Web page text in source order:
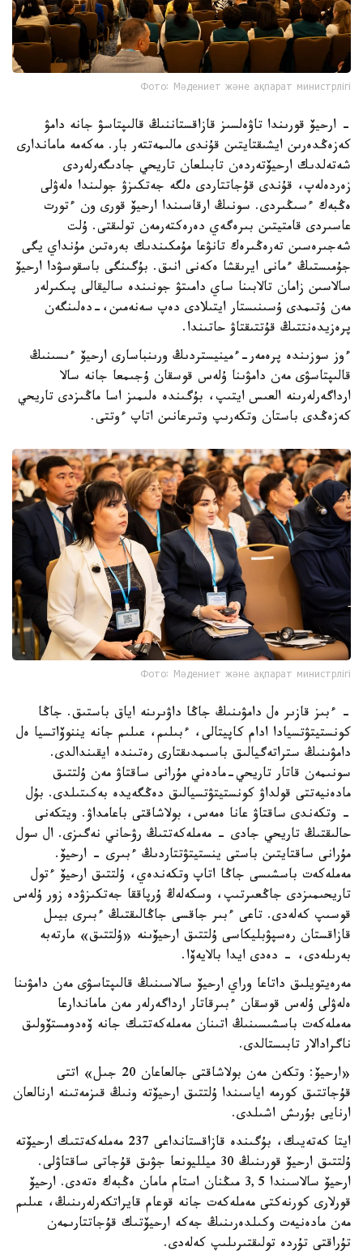
Фото: Мәдениет және ақпарат министрлігі
- ارحيۆ قورىندا تاۋەلسىز قازاقستاننىڭ قالىپتاسۋ جانە دامۋ
كەزەڭدەرىن ايشىقتايتىن قۇندى مالىمەتتەر بار. مەكەمە ماماندارى
شەتەلدىك ارحيۆتەردەن تابىلعان تاريحي جادىگەرلەردى
زەردەلەپ، قۇندى قۇجاتتاردى ەلگە جەتكىزۋ جولىندا ەلەۋلى
ەڭبەك ءسىڭىردى. سونىڭ ارقاسىندا ارحيۆ قورى ون ءتورت
عاسىردى قامتيتىن بىرەگەي دەرەكتەرمەن تولىقتى. ۇلت
شەجىرەسىن تەرەڭىرەك تانۋعا مۇمكىندىك بەرەتىن مۇنداي يگى
جۇمىستىڭ ءمانى ايرىقشا ەكەنى انىق. بۇگىنگى باسقوسۋدا ارحيۆ
سالاسىن زامان تالابىنا ساي دامىتۋ جونىندە ساليقالى پىكىرلەر
مەن ۇتىمدى ۇسىنىستار ايتىلادى دەپ سەنەمىن،-دەلىنگەن
پرەزيدەنتتىڭ قۇتتىقتاۋ حاتىندا.
ءوز سوزىندە پرەمەر-ءمينيستردىڭ ورىنباسارى ارحيۆ ءىسىنىڭ
قالىپتاسۋى مەن دامۋىنا ۇلەس قوسقان ۇجىمعا جانە سالا
ارداگەرلەرىنە العىس ايتىپ، بۇگىندە ەلىمىز اسا ماڭىزدى تاريحي
كەزەڭدى باستان وتكەرىپ وتىرعانىن اتاپ ءوتتى.
Фото: Мәдениет және ақпарат министрлігі
- ءبىز قازىر ەل دامۋىنىڭ جاڭا داۋىرىنە اياق باستىق. جاڭا
كونستيتۋتسيادا ادام كاپيتالى، ءبىلىم، عىلىم جانە يننوۆاتسيا ەل
دامۋىنىڭ ستراتەگيالىق باسىمدىقتارى رەتىندە ايقىندالدى.
سونىمەن قاتار تاريحي-مادەني مۇرانى ساقتاۋ مەن ۇلتتىق
مادەنيەتتى قولداۋ كونستيتۋتسيالىق دەڭگەيدە بەكىتىلدى. بۇل
- وتكەندى ساقتاۋ عانا ەمەس، بولاشاقتى باعامداۋ. ويتكەنى
حالىقتىڭ تاريحي جادى - مەملەكەتتىڭ رۋحاني نەگىزى. ال سول
مۇرانى ساقتايتىن باستى ينستيتۋتتاردىڭ ءبىرى - ارحيۆ.
مەملەكەت باسشىسى جاڭا اتاپ وتكەندەي، ۇلتتىق ارحيۆ ءتول
تاريحىمىزدى جاڭعىرتىپ، وسكەلەڭ ۇرپاققا جەتكىزۋدە زور ۇلەس
قوسىپ كەلەدى. تاعى ءبىر جاقسى جاڭالىقتىڭ ءبىرى بيىل
قازاقستان رەسپۋبليكاسى ۇلتتىق ارحيۆىنە «ۇلتتىق» مارتەبە
بەرىلەدى، - دەدى ايدا بالايەۆا.
مەرەيتويلىق داتاعا وراي ارحيۆ سالاسىنىڭ قالىپتاسۋى مەن دامۋىنا
ەلەۋلى ۇلەس قوسقان ءبىرقاتار ارداگەرلەر مەن ماماندارعا
مەملەكەت باسشىسىنىڭ اتىنان مەملەكەتتىك جانە ۆەدومستۆولىق
ناگرادالار تابىستالدى.
«ارحيۆ: وتكەن مەن بولاشاقتى جالعاعان 20 جىل» اتتى
قۇجاتتىق كورمە اياسىندا ۇلتتىق ارحيۆتە ونىڭ قىزمەتىنە ارنالعان
ارنايى بۇرىش اشىلدى.
ايتا كەتەيىك، بۇگىندە قازاقستانداعى 237 مەملەكەتتىك ارحيۆتە
ۇلتتىق ارحيۆ قورىنىڭ 30 ميلليونعا جۋىق قۇجاتى ساقتاۋلى.
ارحيۆ سالاسىندا 3,5 مىڭنان استام مامان ەڭبەك ەتەدى. ارحيۆ
قورلارى كورنەكتى مەملەكەت جانە قوعام قايراتكەرلەرىنىڭ، عىلىم
مەن مادەنيەت وكىلدەرىنىڭ جەكە ارحيۆتىك قۇجاتتارىمەن
تۇراقتى تۇردە تولىقتىرىلىپ كەلەدى.